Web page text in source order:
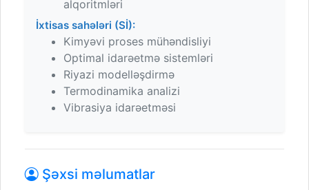
alqoritmləri
İxtisas sahələri (Sİ):
Kimyəvi proses mühəndisliyi
Optimal idarəetmə sistemləri
Riyazi modelləşdirmə
Termodinamika analizi
Vibrasiya idarəetməsi
Şəxsi məlumatlar